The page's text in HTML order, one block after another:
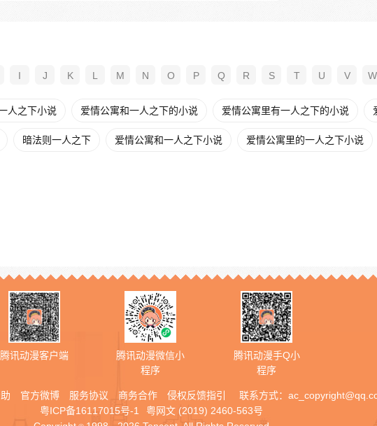
I J K L M N O P Q R S T U V W
人之下小说 爱情公寓和一人之下的小说 爱情公寓里有一人之下的小说
暗法则一人之下 爱情公寓和一人之下小说 爱情公寓里的一人之下小说
腾讯动漫客户端
腾讯动漫微信小
程序
腾讯动漫手Q小
程序
官方微博 服务协议 商务合作 侵权反馈指引 联系方式：
粤ICP备16117015号-1
粤网文 (2019) 2460-563号